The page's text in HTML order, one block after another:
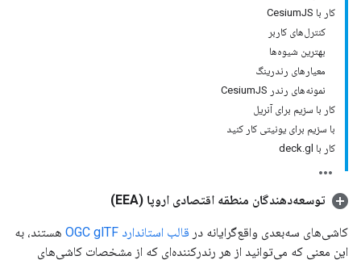
کار با CesiumJS
کنترل‌های کاربر
بهترین شیوه‌ها
معیارهای رندرینگ
نمونه‌های رندر CesiumJS
کار با سزیم برای آنریل
با سزیم برای یونیتی کار کنید
کار با deck.gl
توسعه‌دهندگان منطقه اقتصادی اروپا (EEA)
کاشی‌های سه‌بعدی واقع‌گرایانه در قالب استاندارد OGC glTF
هستند، به
این معنی که می‌توانید از هر رندرکننده‌ای که از مشخصات کاشی‌های